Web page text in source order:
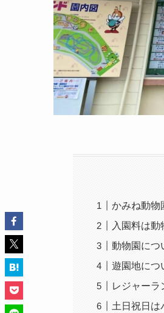
かみね動物
入園料は動
動物園につ
遊園地につ
レジャーラ
土日祝日